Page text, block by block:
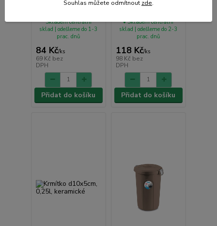
84 Kč/ks
69 Kč bez
DPH
Skladem centrální
sklad | odešleme do 1-3
prac. dnů
Přidat do košíku
118 Kč/ks
98 Kč bez
DPH
• Skladem centrální
sklad | odešleme do 2-3
prac. dnů
Přidat do košíku
Souhlas můžete odmítnout zde.